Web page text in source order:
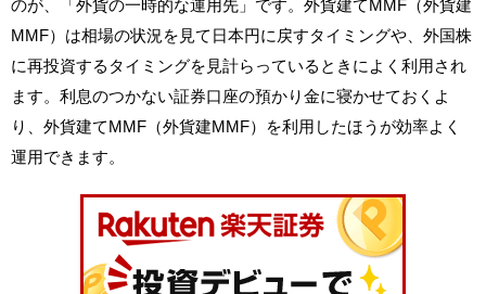
のが、「外貨の一時的な運用先」です。外貨建てMMF（外貨建
MMF）は相場の状況を見て日本円に戻すタイミングや、外国株
に再投資するタイミングを見計らっているときによく利用され
ます。利息のつかない証券口座の預かり金に寝かせておくよ
り、外貨建てMMF（外貨建MMF）を利用したほうが効率よく
運用できます。